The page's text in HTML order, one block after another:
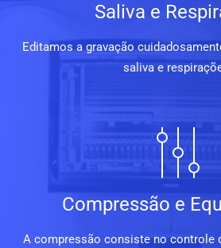
Saliva e
Editamos a gravação
saliva e
Compressão e
A compressão consiste no controle